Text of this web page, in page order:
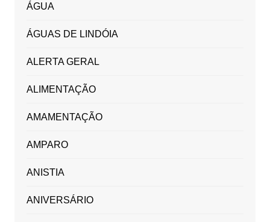
ÁGUA
ÁGUAS DE LINDÓIA
ALERTA GERAL
ALIMENTAÇÃO
AMAMENTAÇÃO
AMPARO
ANISTIA
ANIVERSÁRIO